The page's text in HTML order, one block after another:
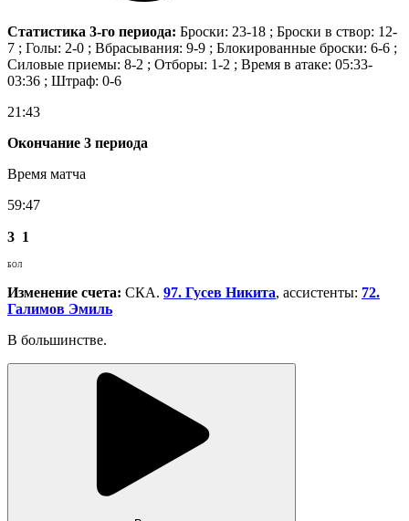
Статистика 3-го периода: Броски: 23-18 ; Броски в створ: 12-
7 ; Голы: 2-0 ; Вбрасывания: 9-9 ; Блокированные броски: 6-6 ;
Силовые приемы: 8-2 ; Отборы: 1-2 ; Время в атаке: 05:33-
03:36 ; Штраф: 0-6
21:43
Окончание 3 периода
Время матча
59:47
3 1
БОЛ
Изменение счета: СКА. 97. Гусев Никита, ассистенты: 72.
Галимов Эмиль
В большинстве.